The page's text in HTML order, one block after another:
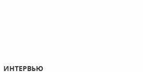
ИНТЕРВЬЮ